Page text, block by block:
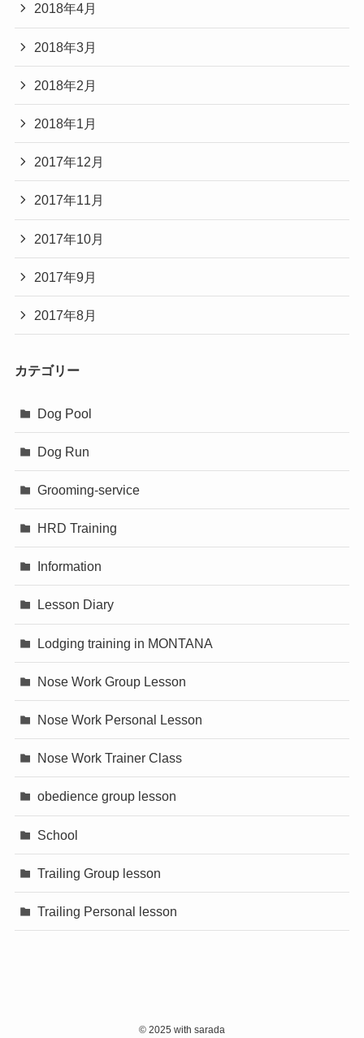
2018年4月
2018年3月
2018年2月
2018年1月
2017年12月
2017年11月
2017年10月
2017年9月
2017年8月
カテゴリー
Dog Pool
Dog Run
Grooming-service
HRD Training
Information
Lesson Diary
Lodging training in MONTANA
Nose Work Group Lesson
Nose Work Personal Lesson
Nose Work Trainer Class
obedience group lesson
School
Trailing Group lesson
Trailing Personal lesson
© 2025 with sarada